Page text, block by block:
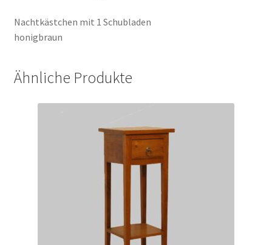
Nachtkästchen mit 1 Schubladen
honigbraun
Ähnliche Produkte